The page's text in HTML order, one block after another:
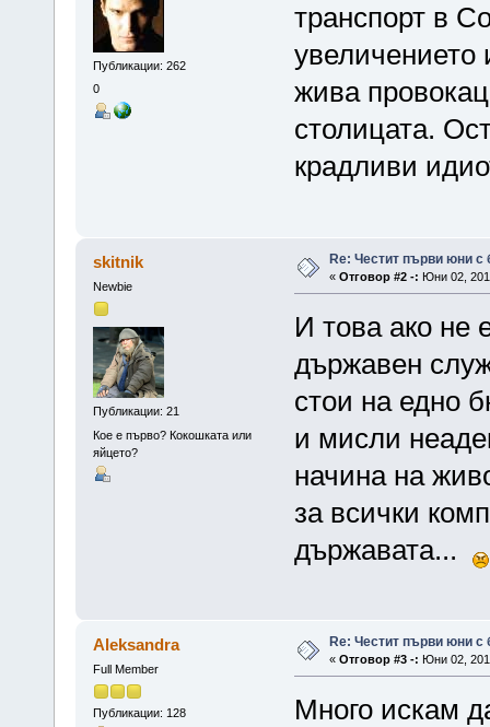
Публикации: 262
0
транспорт в
увеличението
жива
столицата.
крадливи
skitnik
Newbie
Публикации: 21
Кое е първо? Кокошката или
яйцето?
Re: Честит първи юни с
« Отговор #2 -: Юни 02,
И това ако не
държавен
стои на едно
и мисли
начина на
за всички
държавата...
Aleksandra
Full Member
Публикации: 128
Re: Честит първи юни с
« Отговор #3 -: Юни 02,
Много искам